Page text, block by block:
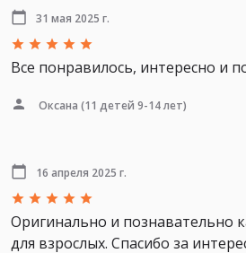
31 мая 2025 г.
Все понравилось, интересно и
Оксана (11 детей 9-14 лет)
16 апреля 2025 г.
Оригинально и познавательно
для взрослых. Спасибо за